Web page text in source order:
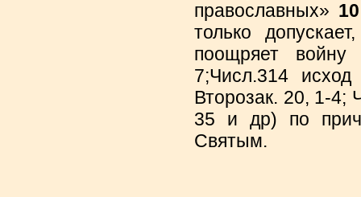
православных» 10
только
поощряет
7;Числ.314
Второзак. 20, 1-4;
35 и др) по
Святым.